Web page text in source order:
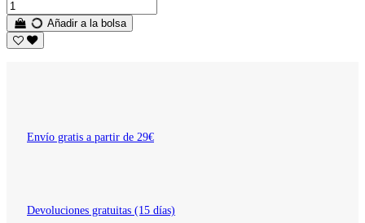
Añadir a la bolsa
Envío gratis a partir de 29€
Devoluciones gratuitas (15 días)